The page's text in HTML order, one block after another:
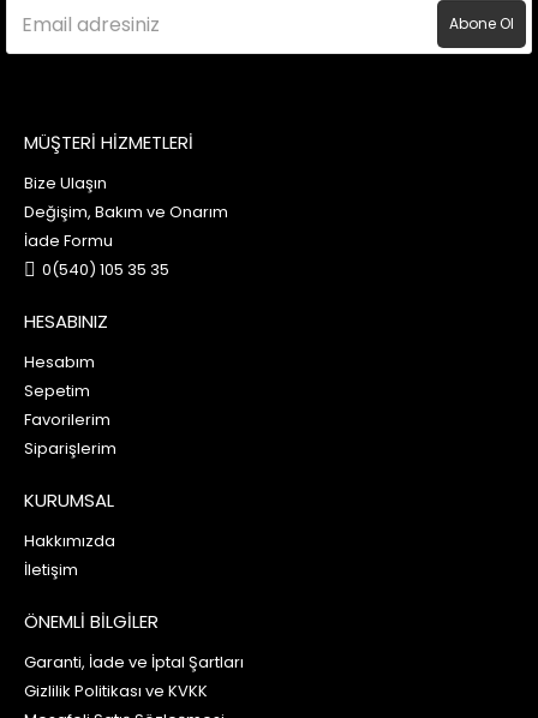
Abone Ol
MÜŞTERİ HİZMETLERİ
Bize Ulaşın
Değişim, Bakım ve Onarım
İade Formu
0(540) 105 35 35
HESABINIZ
Hesabım
Sepetim
Favorilerim
Siparişlerim
KURUMSAL
Hakkımızda
İletişim
ÖNEMLİ BİLGİLER
Garanti, İade ve İptal Şartları
Gizlilik Politikası ve KVKK